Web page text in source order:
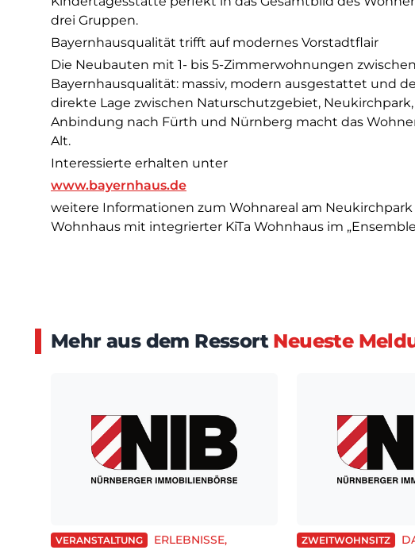
drei Gruppen.
Bayernhausqualität trifft auf modernes Vorstadtflair
Die Neubauten mit 1- bis 5-Zimmerwohnungen
Bayernhausqualität: massiv, modern ausgestattet und
direkte Lage zwischen Naturschutzgebiet,
Anbindung nach Fürth und Nürnberg macht das
Alt.
Interessierte erhalten unter
www.bayernhaus.de
weitere Informationen zum Wohnareal am
Wohnhaus mit integrierter KiTa Wohnhaus im
Mehr aus dem Ressort Neueste
VERANSTALTUNG
ERLEBNISSE,
ZWEITWOHNSITZ